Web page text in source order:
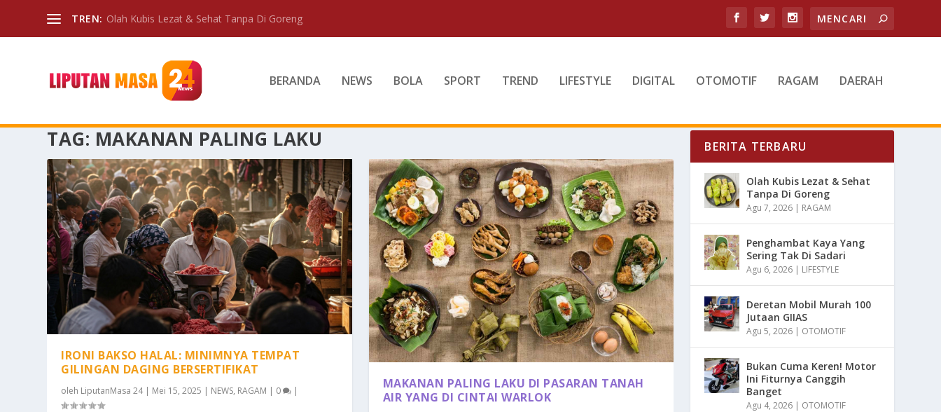
TREN: Olah Kubis Lezat & Sehat Tanpa Di Goreng
BERANDA NEWS BOLA SPORT TREND LIFESTYLE DIGITAL OTOMOTIF RAGAM DAERAH
TAG: MAKANAN PALING LAKU
IRONI BAKSO HALAL: MINIMNYA TEMPAT
GILINGAN DAGING BERSERTIFIKAT
oleh LiputanMasa 24| Mei 15, 2025 NEWS, RAGAM 0
MAKANAN PALING LAKU DI PASARAN TANAH
AIR YANG DI CINTAI WARLOK
BERITA TERBARU
Olah Kubis Lezat & Sehat
Tanpa Di Goreng
Agu 7, 2026 | RAGAM
Penghambat Kaya Yang
Sering Tak Di Sadari
Agu 6, 2026 | LIFESTYLE
Deretan Mobil Murah 100
Jutaan GIIAS
Agu 5, 2026 | OTOMOTIF
Bukan Cuma Keren! Motor
Ini Fiturnya Canggih
Banget
Agu 4, 2026 | OTOMOTIF